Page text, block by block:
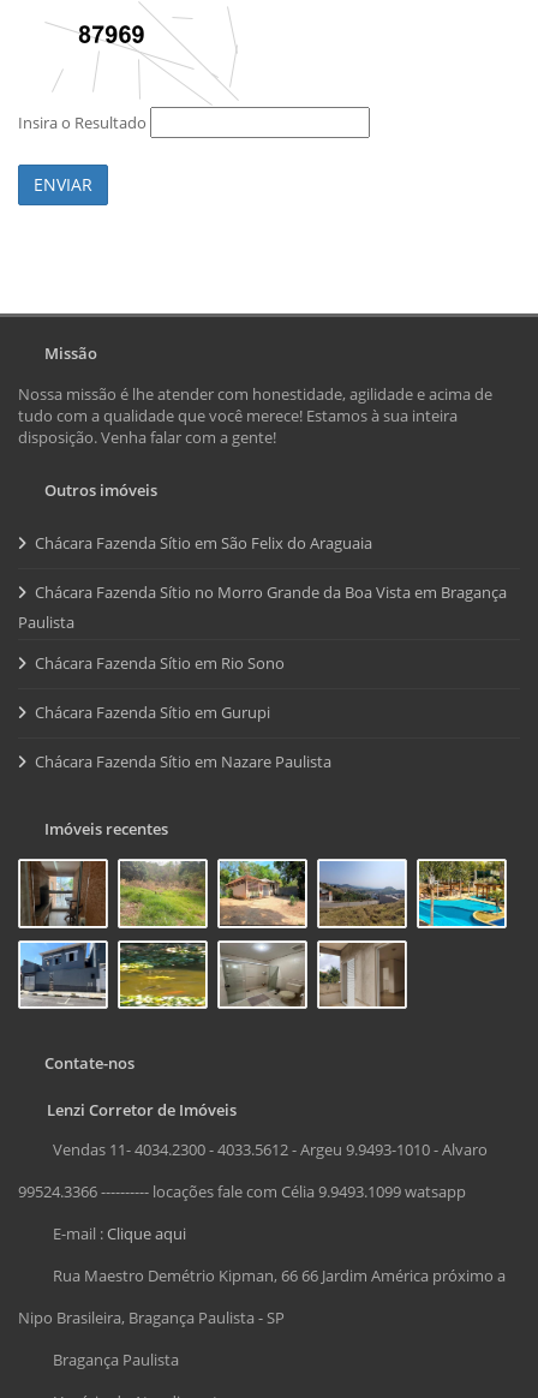
Insira o Resultado
ENVIAR
Missão
Nossa missão é lhe atender com honestidade, agilidade e acima de
tudo com a qualidade que você merece! Estamos à sua inteira
disposição. Venha falar com a gente!
Outros imóveis
Chácara Fazenda Sítio em São Felix do Araguaia
Chácara Fazenda Sítio no Morro Grande da Boa Vista em Bragança
Paulista
Chácara Fazenda Sítio em Rio Sono
Chácara Fazenda Sítio em Gurupi
Chácara Fazenda Sítio em Nazare Paulista
Imóveis recentes
Contate-nos
Lenzi Corretor de Imóveis
Vendas 11- 4034.2300 - 4033.5612 - Argeu 9.9493-1010 - Alvaro
99524.3366 ---------- locações fale com Célia 9.9493.1099 watsapp
E-mail :Clique aqui
Rua Maestro Demétrio Kipman, 66 66 Jardim América próximo a
Nipo Brasileira, Bragança Paulista - SP
Bragança Paulista